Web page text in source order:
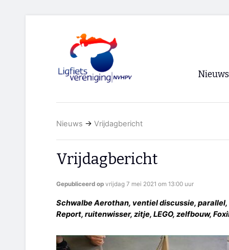
Nieuws
Nieuws → Vrijdagbericht
Vrijdagbericht
Gepubliceerd op vrijdag 7 mei 2021 om 13:00 uur
Schwalbe Aerothan, ventiel discussie,
Report, ruitenwisser, zitje, LEGO, zelfbouw,